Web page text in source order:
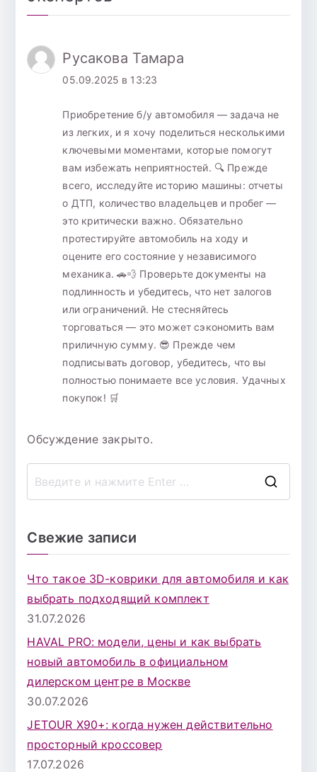
Русакова Тамара
05.09.2025 в 13:23
Приобретение б/у автомобиля — задача не
из легких, и я хочу поделиться несколькими
ключевыми моментами, которые помогут
вам избежать неприятностей. 🔍 Прежде
всего, исследуйте историю машины: отчеты
о ДТП, количество владельцев и пробег —
это критически важно. Обязательно
протестируйте автомобиль на ходу и
оцените его состояние у независимого
механика. 🚗💨 Проверьте документы на
подлинность и убедитесь, что нет залогов
или ограничений. Не стесняйтесь
торговаться — это может сэкономить вам
приличную сумму. 😎 Прежде чем
подписывать договор, убедитесь, что вы
полностью понимаете все условия. Удачных
покупок! 🛒
Обсуждение закрыто.
Свежие записи
Что такое 3D-коврики для автомобиля и как
выбрать подходящий комплект
31.07.2026
HAVAL PRO: модели, цены и как выбрать
новый автомобиль в официальном
дилерском центре в Москве
30.07.2026
JETOUR X90+: когда нужен действительно
просторный кроссовер
17.07.2026